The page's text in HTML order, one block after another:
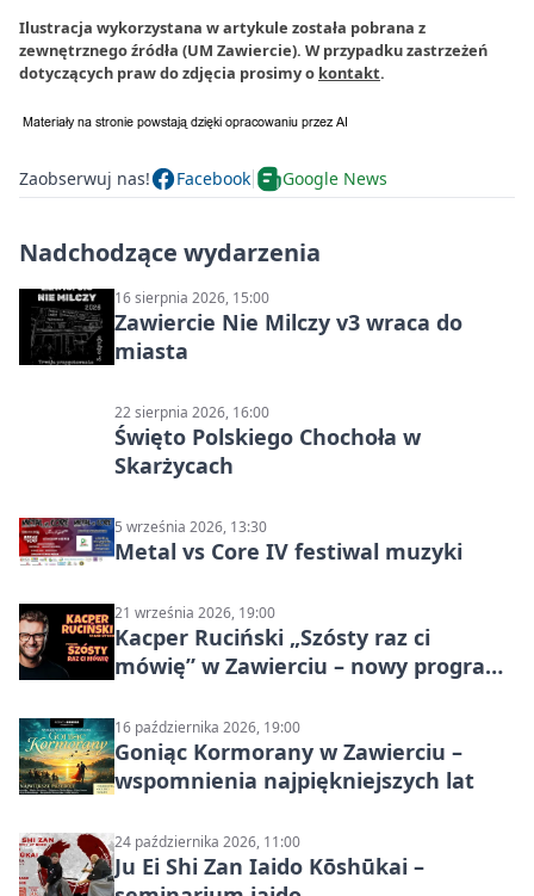
Ilustracja wykorzystana w artykule została pobrana z
zewnętrznego źródła (UM Zawiercie). W przypadku zastrzeżeń
dotyczących praw do zdjęcia prosimy o kontakt.
Zaobserwuj nas! Facebook Google News
Nadchodzące wydarzenia
16 sierpnia 2026, 15:00
Zawiercie Nie Milczy v3 wraca do
miasta
22 sierpnia 2026, 16:00
Święto Polskiego Chochoła w
Skarżycach
5 września 2026, 13:30
Metal vs Core IV festiwal muzyki
21 września 2026, 19:00
Kacper Ruciński „Szósty raz ci
mówię” w Zawierciu – nowy program
16 października 2026, 19:00
Goniąc Kormorany w Zawierciu –
wspomnienia najpiękniejszych lat
24 października 2026, 11:00
Ju Ei Shi Zan Iaido Kōshūkai –